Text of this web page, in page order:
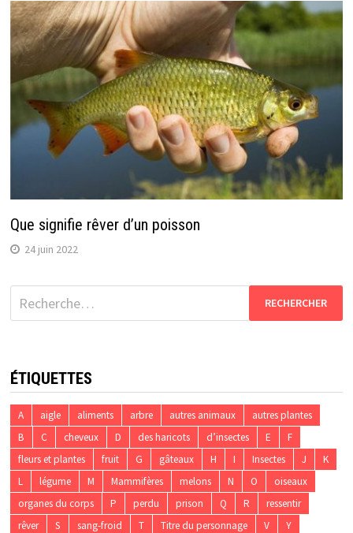
Que signifie rêver d’un poisson
24 juin 2022
Rechercher :
ÉTIQUETTES
A aigle aliments arbre autres animaux
autres plantes
B
C cheveux D des haricots d’insectes E
F
fleurs et plantes
fruit G gâteaux H I Insectes J
K
L
légume M Mammifères melons N O
oiseaux
organes du corps
P perdu prison Q R
ressentir
rêver
S sang-froid T Titre du personnage V Y